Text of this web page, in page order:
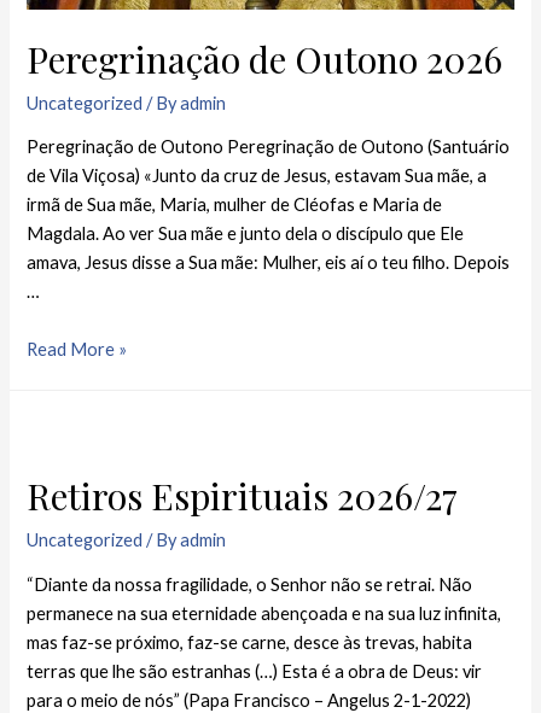
Peregrinação de Outono 2026
Uncategorized / Byadmin
Peregrinação de Outono Peregrinação de Outono (Santuário
de Vila Viçosa) «Junto da cruz de Jesus, estavam Sua mãe, a
irmã de Sua mãe, Maria, mulher de Cléofas e Maria de
Magdala. Ao ver Sua mãe e junto dela o discípulo que Ele
amava, Jesus disse a Sua mãe: Mulher, eis aí o teu filho. Depois
…
Read More »
Retiros Espirituais 2026/27
Uncategorized / Byadmin
“Diante da nossa fragilidade, o Senhor não se retrai. Não
permanece na sua eternidade abençoada e na sua luz infinita,
mas faz-se próximo, faz-se carne, desce às trevas, habita
terras que lhe são estranhas (…) Esta é a obra de Deus: vir
para o meio de nós” (Papa Francisco – Angelus 2-1-2022)